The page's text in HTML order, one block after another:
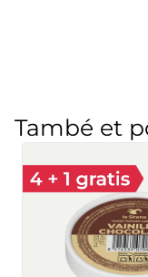
També et